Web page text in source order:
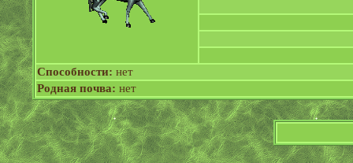
Способности: нет
Родная почва: нет